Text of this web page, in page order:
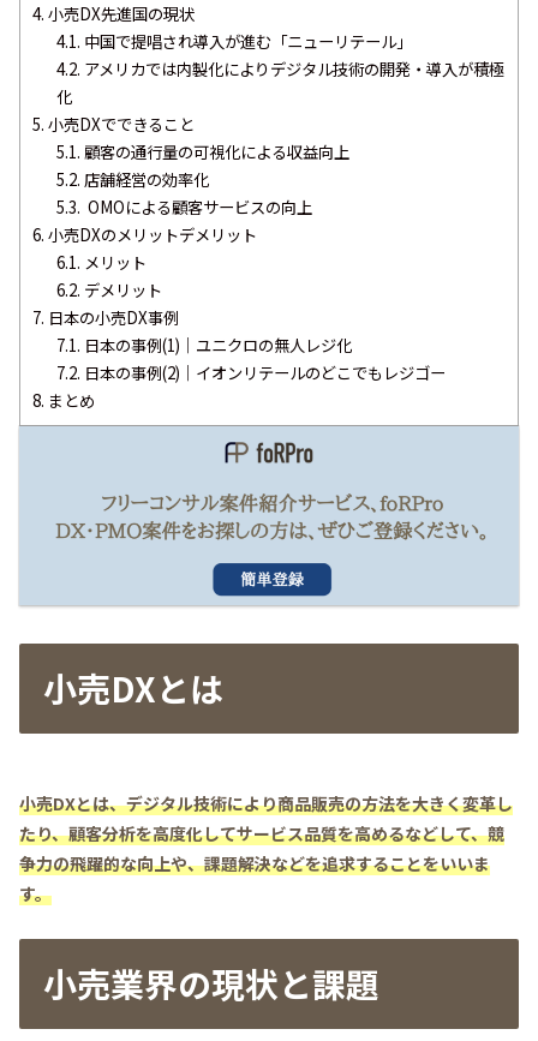
4. 小売DX先進国の現状
4.1. 中国で提唱され導入が進む「ニューリテール」
4.2. アメリカでは内製化によりデジタル技術の開発・導入が積極
化
5. 小売DXでできること
5.1. 顧客の通行量の可視化による収益向上
5.2. 店舗経営の効率化
5.3. OMOによる顧客サービスの向上
6. 小売DXのメリットデメリット
6.1. メリット
6.2. デメリット
7. 日本の小売DX事例
7.1. 日本の事例(1)｜ユニクロの無人レジ化
7.2. 日本の事例(2)｜イオンリテールのどこでもレジゴー
8. まとめ
小売DXとは
小売DXとは、デジタル技術により商品販売の方法を大きく変革し
たり、顧客分析を高度化してサービス品質を高めるなどして、競
争力の飛躍的な向上や、課題解決などを追求することをいいま
す。
小売業界の現状と課題